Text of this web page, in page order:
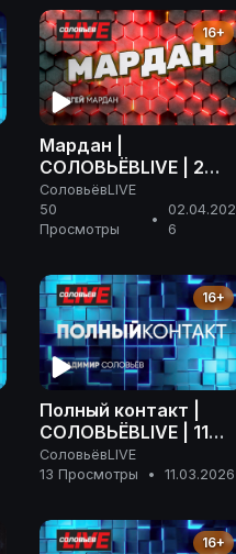
16+
Мардан |
СОЛОВЬЁВLIVE | 2
апреля 2026 года
СоловьёвLIVE
50
Просмотры
•
02.04.202
6
16+
Полный контакт |
СОЛОВЬЁВLIVE | 11
марта 2026 года
СоловьёвLIVE
13 Просмотры
• 11.03.2026
16+